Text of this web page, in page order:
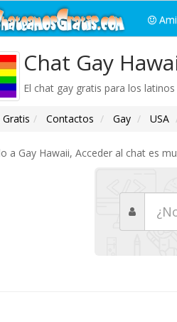
Chat Gay
El chat gay gratis para los latinos
Contactos Gay USA
a Gay Hawaii, Acceder al chat es